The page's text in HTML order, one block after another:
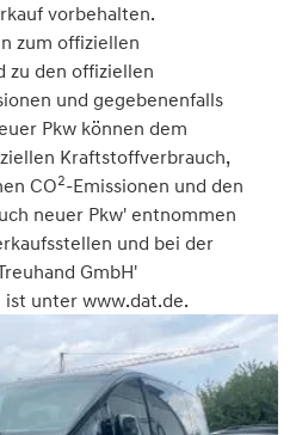
vorbehalten.
zum offiziellen
zu den offiziellen
und gegebenenfalls
Pkw können dem
Kraftstoffverbrauch,
CO2-Emissionen und den
neuer Pkw' entnommen
und bei der
GmbH'
unter www.dat.de.